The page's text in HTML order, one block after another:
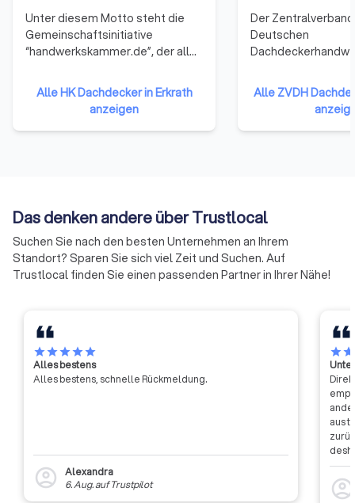
Unter diesem Motto steht die
Gemeinschaftsinitiative
“handwerkskammer.de”, der alle
angehören. Sie repräsentieren
damit das gesamte Handwerk in
der Bundesrepublik Deutschland.
Die Mitglieder haben sich darauf
der Handwerkskammern
effizienter und effektiver
werden.
Alle HK Dachdecker in Erkrath
anzeigen
Der
Deutschen
die gemeinsamen
wirtschaftlichen,
kulturellen
Milliarden Euro
Der ZVDH erstellt
Richtlinien und
für das gesamte
Tätigkeitsgebiet
Ebene – mit.
Mitglieder des
Landesinnungen
Alle ZVDH
Das denken andere über Trustlocal
Suchen Sie nach den besten Unternehmen an Ihrem
Standort? Sparen Sie sich viel Zeit und Suchen. Auf
Trustlocal finden Sie einen passenden Partner in Ihrer Nähe!
starstarstarstarstar
Alles bestens
Alles bestens, schnelle Rückmeldung.
account_circle
Alexandra
6. Aug.auf Trustpilot
starstar
aus
dass
account_circle